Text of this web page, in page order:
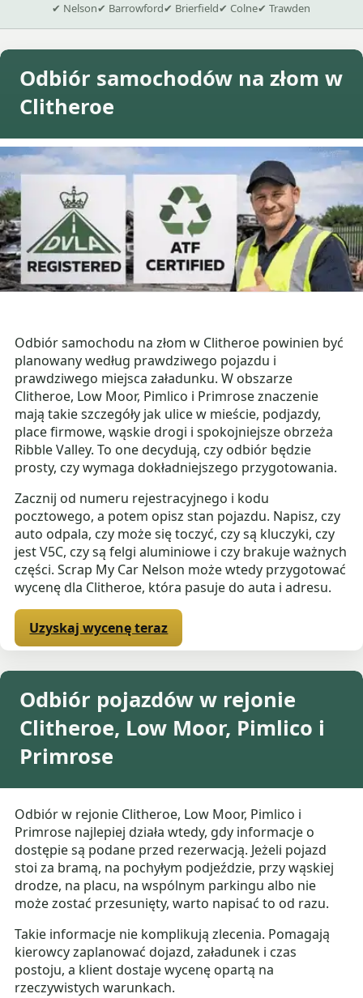
✔ Nelson✔ Barrowford✔ Brierfield✔ Colne✔ Trawden
Odbiór samochodów na złom w
Clitheroe
Odbiór samochodu na złom w Clitheroe powinien być
planowany według prawdziwego pojazdu i
prawdziwego miejsca załadunku. W obszarze
Clitheroe, Low Moor, Pimlico i Primrose znaczenie
mają takie szczegóły jak ulice w mieście, podjazdy,
place firmowe, wąskie drogi i spokojniejsze obrzeża
Ribble Valley. To one decydują, czy odbiór będzie
prosty, czy wymaga dokładniejszego przygotowania.
Zacznij od numeru rejestracyjnego i kodu
pocztowego, a potem opisz stan pojazdu. Napisz, czy
auto odpala, czy może się toczyć, czy są kluczyki, czy
jest V5C, czy są felgi aluminiowe i czy brakuje ważnych
części. Scrap My Car Nelson może wtedy przygotować
wycenę dla Clitheroe, która pasuje do auta i adresu.
Uzyskaj wycenę teraz
Odbiór pojazdów w rejonie
Clitheroe, Low Moor, Pimlico i
Primrose
Odbiór w rejonie Clitheroe, Low Moor, Pimlico i
Primrose najlepiej działa wtedy, gdy informacje o
dostępie są podane przed rezerwacją. Jeżeli pojazd
stoi za bramą, na pochyłym podjeździe, przy wąskiej
drodze, na placu, na wspólnym parkingu albo nie
może zostać przesunięty, warto napisać to od razu.
Takie informacje nie komplikują zlecenia. Pomagają
kierowcy zaplanować dojazd, załadunek i czas
postoju, a klient dostaje wycenę opartą na
rzeczywistych warunkach.